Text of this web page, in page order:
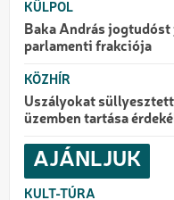
KÜLPOL
Baka András
parlamenti frakciója
KÖZHÍR
Uszályokat
üzemben tartása
AJÁNLJUK
KULT-TÚRA